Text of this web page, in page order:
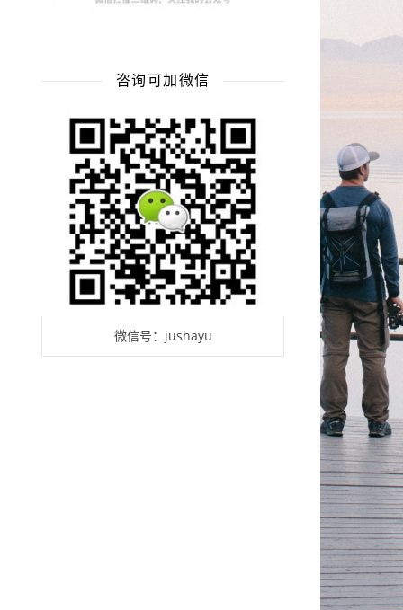
咨询可加微信
微信号：jushayu